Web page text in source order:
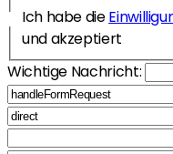
Ich habe die
und akzeptiert
Wichtige Nachricht: